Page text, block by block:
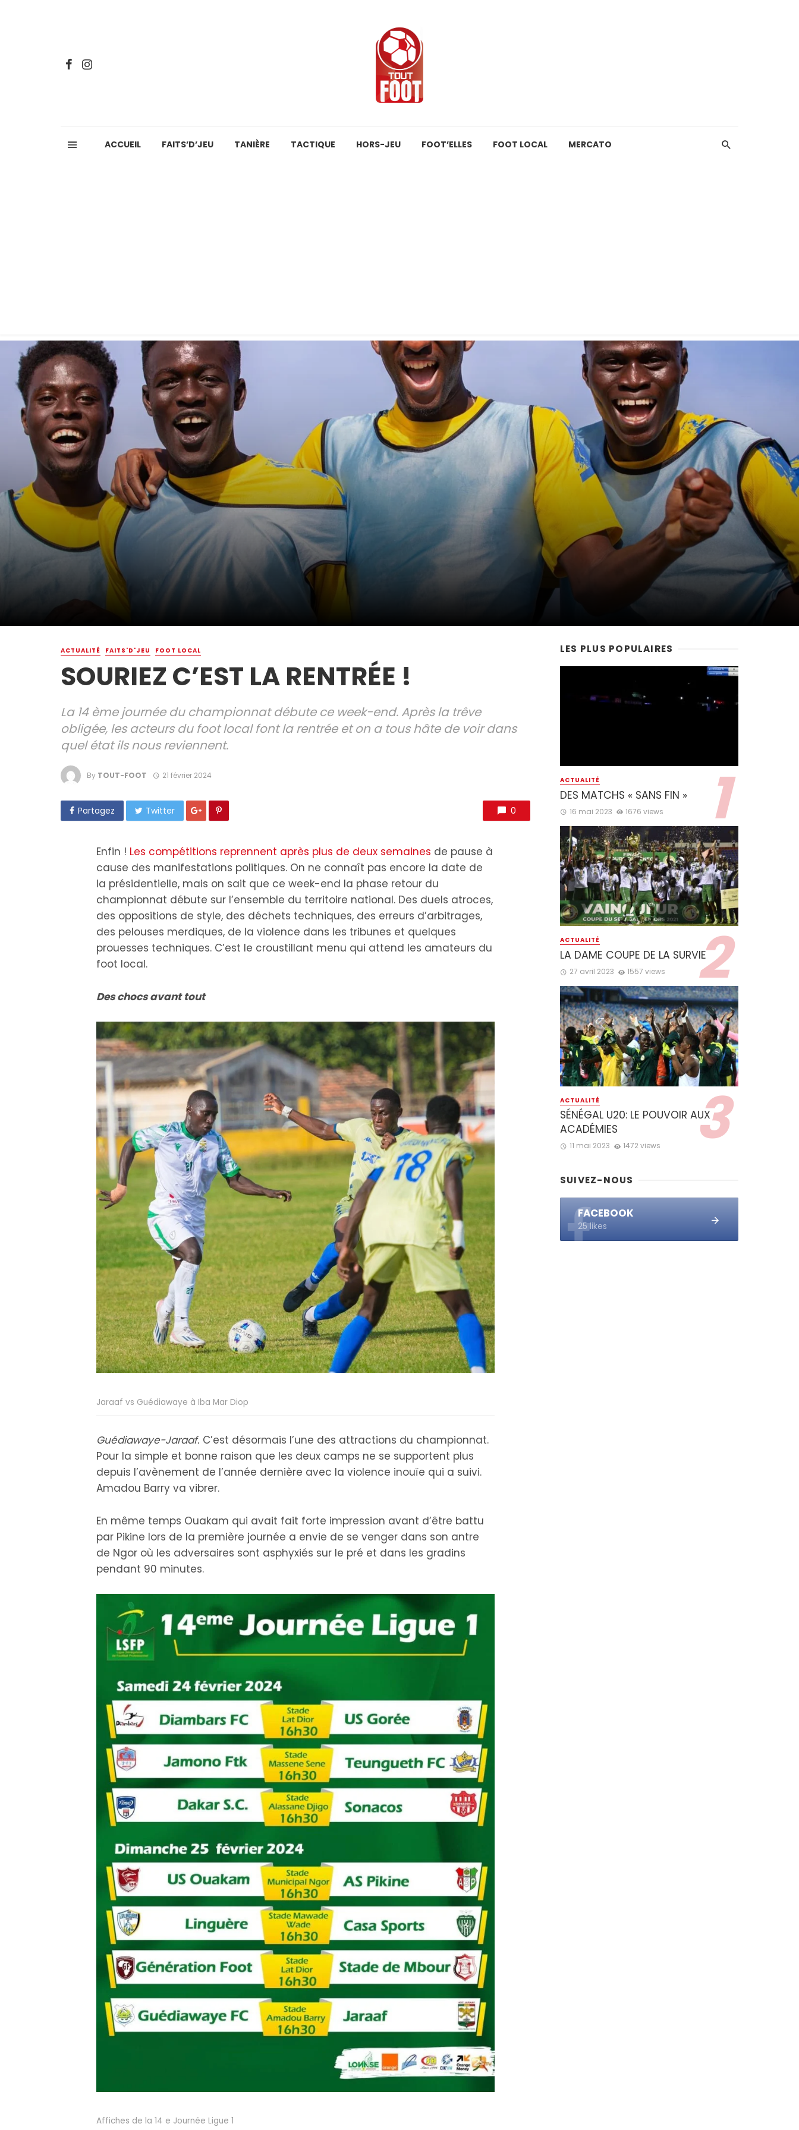
ACCUEIL FAITS’D’JEU TANIÈRE TACTIQUE HORS-JEU FOOT’ELLES FOOT LOCAL MERCATO
ACTUALITÉ FAITS'D'JEU FOOT LOCAL
SOURIEZ C’EST LA RENTRÉE !
La 14 ème journée du championnat débute ce week-end. Après la trêve
obligée, les acteurs du foot local font la rentrée et on a tous hâte de voir dans
quel état ils nous reviennent.
By TOUT-FOOT 21 février 2024
Partagez Twitter 0
Enfin ! Les compétitions reprennent après plus de deux semaines de pause à
cause des manifestations politiques. On ne connaît pas encore la date de
la présidentielle, mais on sait que ce week-end la phase retour du
championnat débute sur l’ensemble du territoire national. Des duels atroces,
des oppositions de style, des déchets techniques, des erreurs d’arbitrages,
des pelouses merdiques, de la violence dans les tribunes et quelques
prouesses techniques. C’est le croustillant menu qui attend les amateurs du
foot local.
Des chocs avant tout
Jaraaf vs Guédiawaye à Iba Mar Diop
Guédiawaye-Jaraaf. C’est désormais l’une des attractions du championnat.
Pour la simple et bonne raison que les deux camps ne se supportent plus
depuis l’avènement de l’année dernière avec la violence inouïe qui a suivi.
Amadou Barry va vibrer.
En même temps Ouakam qui avait fait forte impression avant d’être battu
par Pikine lors de la première journée a envie de se venger dans son antre
de Ngor où les adversaires sont asphyxiés sur le pré et dans les gradins
pendant 90 minutes.
Affiches de la 14 e Journée Ligue 1
LES PLUS POPULAIRES
ACTUALITÉ
DES MATCHS « SANS FIN »
16 mai 2023 1676 views
ACTUALITÉ
LA DAME COUPE DE LA SURVIE
27 avril 2023 1557 views
ACTUALITÉ
SÉNÉGAL U20: LE POUVOIR AUX
ACADÉMIES
11 mai 2023 1472 views
SUIVEZ-NOUS
FACEBOOK
25 likes